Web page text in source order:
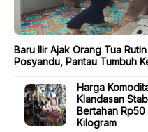
Baru Ilir Ajak Orang Tua
Posyandu, Pantau Tumbuh
Harga
Klandasan
Bertahan
Kilogram